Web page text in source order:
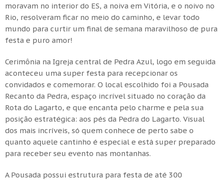
moravam no interior do ES, a noiva em Vitória, e o noivo no
Rio, resolveram ficar no meio do caminho, e levar todo
mundo para curtir um final de semana maravilhoso de pura
festa e puro amor!
Cerimônia na Igreja central de Pedra Azul, logo em seguida
aconteceu uma super festa para recepcionar os
convidados e comemorar. O local escolhido foi a Pousada
Recanto da Pedra, espaço incrível situado no coração da
Rota do Lagarto, e que encanta pelo charme e pela sua
posição estratégica: aos pés da Pedra do Lagarto. Visual
dos mais incríveis, só quem conhece de perto sabe o
quanto aquele cantinho é especial e está super preparado
para receber seu evento nas montanhas.
A Pousada possui estrutura para festa de até 300